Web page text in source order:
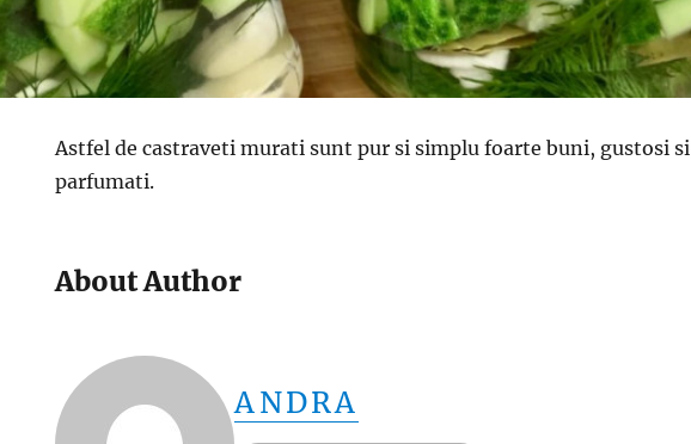
Astfel de castraveti murati sunt pur si simplu foarte buni, gustosi si
parfumati.
About Author
ANDRA